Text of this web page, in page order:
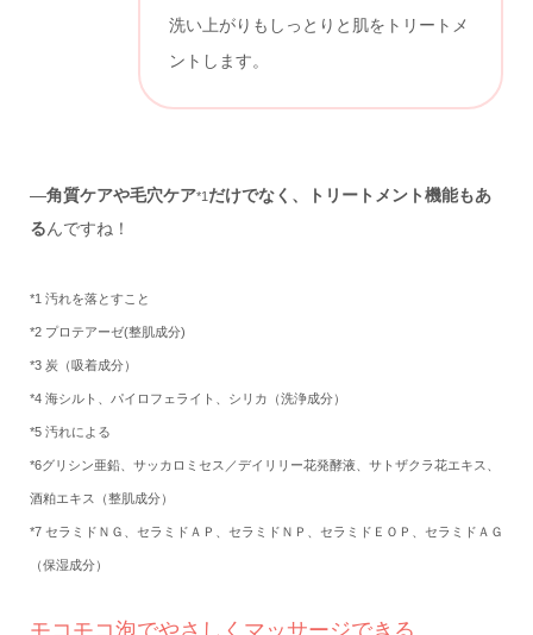
洗い上がりもしっとりと肌をトリートメ
ントします。
—角質ケアや毛穴ケア*1 だけでなく、トリートメント機能もあ
るんですね！
*1 汚れを落とすこと
*2 プロテアーゼ(整肌成分)
*3 炭（吸着成分）
*4 海シルト、パイロフェライト、シリカ（洗浄成分）
*5 汚れによる
*6グリシン亜鉛、サッカロミセス／デイリリー花発酵液、サトザクラ花エキス、
酒粕エキス（整肌成分）
*7 セラミドＮＧ、セラミドＡＰ、セラミドＮＰ、セラミドＥＯＰ、セラミドＡＧ
（保湿成分）